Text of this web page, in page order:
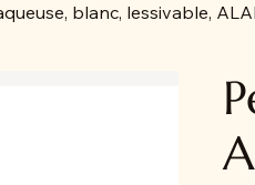
blanc, lessivable,